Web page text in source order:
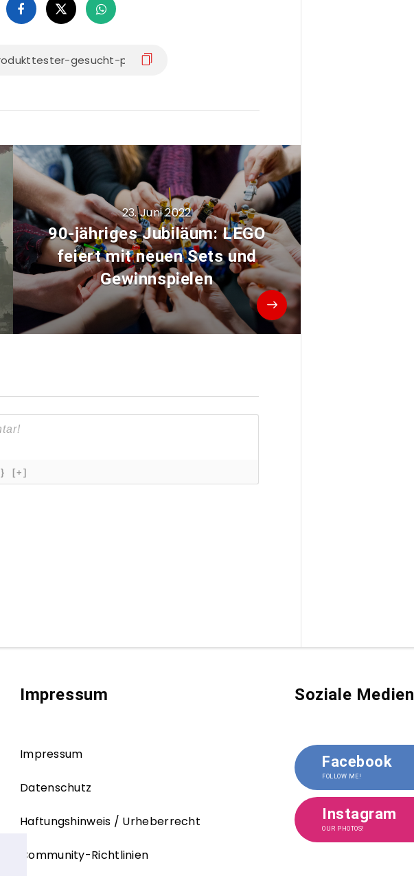
23. Juni 2022
90-jähriges Jubiläum: LEGO
feiert mit neuen Sets und
Gewinnspielen
[+]
Impressum
Impressum
Datenschutz
Haftungshinweis / Urheberrecht
Community-Richtlinien
Soziale Medien
Facebook
FOLLOW ME!
Instagram
OUR PHOTOS!